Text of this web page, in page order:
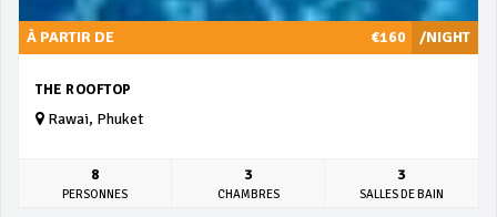
/NIGHT
À PARTIR DE €160
THE ROOFTOP
Rawai, Phuket
8
PERSONNES
3
CHAMBRES
3
SALLES DE BAIN